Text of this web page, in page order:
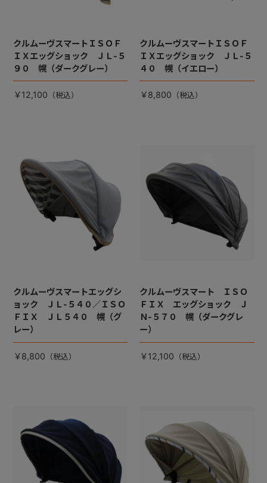
クルムーヴスマートＩＳＯＦ
ＩＸエッグショック ＪＬ-５
９０ 幌（ダークグレー）
￥12,100
クルムーヴスマートＩＳＯＦ
ＩＸエッグショック ＪＬ-５
４０ 幌（イエロー）
￥8,800
クルムーヴスマートエッグシ
ョック ＪＬ-５４０／ＩＳＯ
ＦＩＸ ＪＬ５４０ 幌（グ
レー）
￥8,800
クルムーヴスマート ＩＳＯ
ＦＩＸ エッグショック Ｊ
Ｎ-５７０ 幌（ダークグレ
ー）
￥12,100